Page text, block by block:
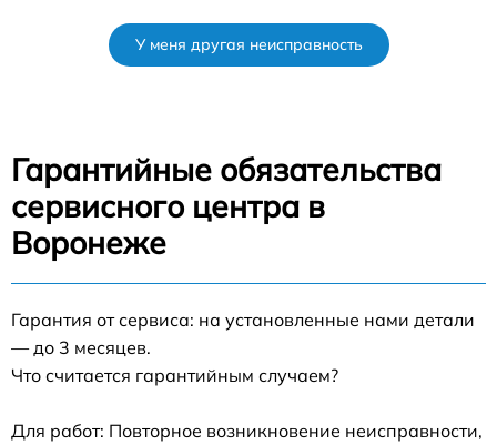
У меня другая неисправность
Гарантийные обязательства
сервисного центра в
Воронеже
Гарантия от сервиса: на установленные нами детали
— до 3 месяцев.
Что считается гарантийным случаем?
Для работ: Повторное возникновение неисправности,